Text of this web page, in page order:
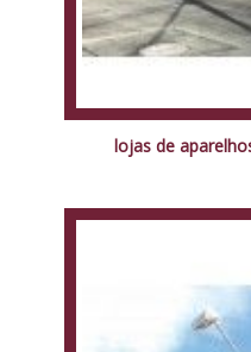
lojas de